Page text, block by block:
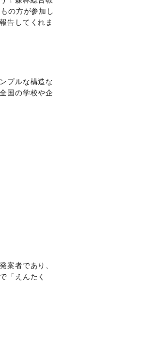
の方が参加し
告してくれま
プルな構造な
国の学校や企
案者であり、
「えんたく